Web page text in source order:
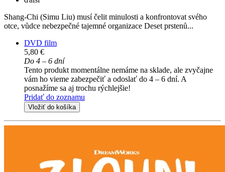
Shang-Chi (Simu Liu) musí čelit minulosti a konfrontovat svého
otce, vůdce nebezpečné tajemné organizace Deset prstenů...
DVD film
5,80 €
Do 4 – 6 dní
Tento produkt momentálne nemáme na sklade, ale zvyčajne
vám ho vieme zabezpečiť a odoslať do 4 – 6 dní. A
posnažíme sa aj trochu rýchlejšie!
Pridať do zoznamu
Vložiť do košíka